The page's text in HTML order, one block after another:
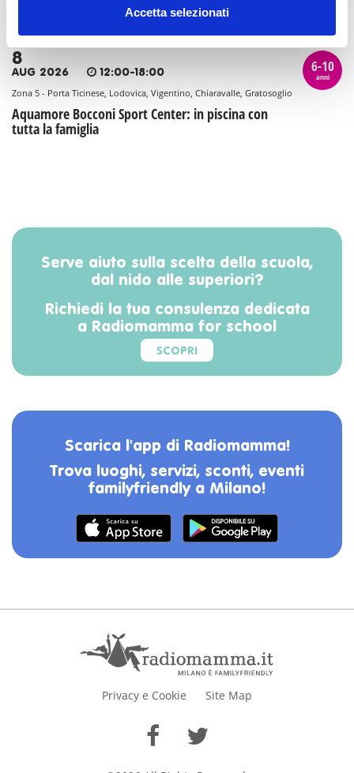
Accetta selezionati
Estate 2026 al lido di Segrate
8
AUG 2026 12:00-18:00
Zona 5 - Porta Ticinese, Lodovica, Vigentino, Chiaravalle, Gratosoglio
Aquamore Bocconi Sport Center: in piscina con
tutta la famiglia
6-10
anni
Serve aiuto sulla scelta della scuola,
dal nido alle superiori?
Richiedi la tua consulenza dedicata
a Radiomamma for school
SCOPRI
Scarica l'app di Radiomamma!
Trova luoghi, servizi, sconti, eventi
familyfriendly a Milano!
Privacy e Cookie Site Map